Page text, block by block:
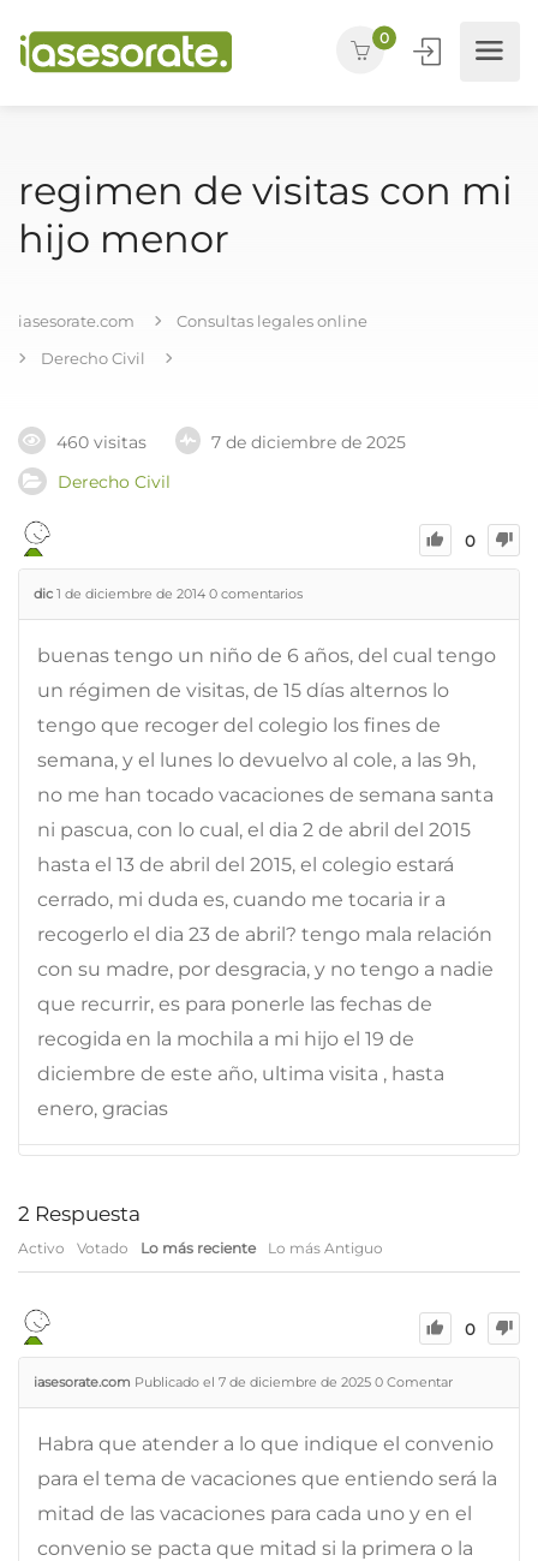
0
regimen de visitas con mi
hijo menor
iasesorate.com
Consultas legales online
Derecho Civil
460 visitas
7 de diciembre de 2025
Derecho Civil
0
dic 1 de diciembre de 2014 0 comentarios
buenas tengo un niño de 6 años, del cual tengo
un régimen de visitas, de 15 días alternos lo
tengo que recoger del colegio los fines de
semana, y el lunes lo devuelvo al cole, a las 9h,
no me han tocado vacaciones de semana santa
ni pascua, con lo cual, el dia 2 de abril del 2015
hasta el 13 de abril del 2015, el colegio estará
cerrado, mi duda es, cuando me tocaria ir a
recogerlo el dia 23 de abril? tengo mala relación
con su madre, por desgracia, y no tengo a nadie
que recurrir, es para ponerle las fechas de
recogida en la mochila a mi hijo el 19 de
diciembre de este año, ultima visita , hasta
enero, gracias
2 Respuesta
Activo Votado Lo más reciente Lo más Antiguo
0
iasesorate.com Publicado el 7 de diciembre de 2025 0 Comentar
Habra que atender a lo que indique el convenio
para el tema de vacaciones que entiendo será la
mitad de las vacaciones para cada uno y en el
convenio se pacta que mitad si la primera o la